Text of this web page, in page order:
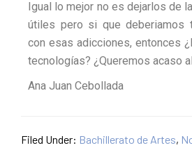
Igual lo mejor no es dejarlos de
útiles pero si que deberiamos
con esas adicciones, entonces
tecnologías? ¿Queremos acaso
Ana Juan Cebollada
Filed Under: Bachillerato de Artes,